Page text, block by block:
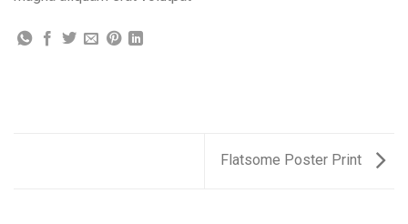
Flatsome Poster Print